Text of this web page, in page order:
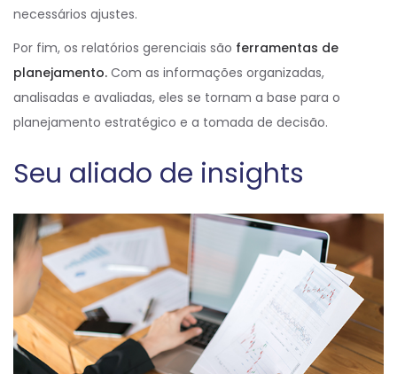
necessários ajustes.
Por fim, os relatórios gerenciais são ferramentas de
planejamento. Com as informações organizadas,
analisadas e avaliadas, eles se tornam a base para o
planejamento estratégico e a tomada de decisão.
Seu aliado de insights